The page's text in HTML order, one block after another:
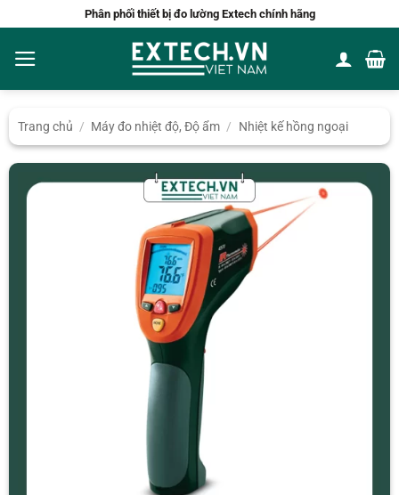
nội
dung
Phân phối thiết bị đo lường Extech chính hãng
Trang chủ / Máy đo nhiệt độ, Độ ẩm / Nhiệt kế hồng ngoại